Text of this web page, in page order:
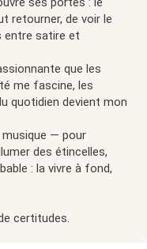
retourner, de voir le
entre satire et
que les
me fascine, les
quotidien devient mon
— pour
des étincelles,
: la vivre à fond,
certitudes.